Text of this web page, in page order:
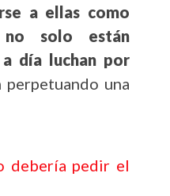
a ellas como
no solo están
a día luchan por
perpetuando una
debería pedir el